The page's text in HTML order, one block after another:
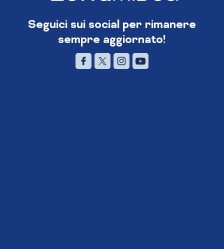
Seguici sui social per rimanere
sempre aggiornato!